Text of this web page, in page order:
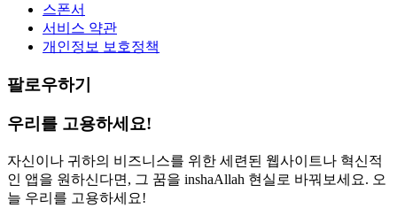
스폰서
서비스 약관
개인정보 보호정책
팔로우하기
우리를 고용하세요!
자신이나 귀하의 비즈니스를 위한 세련된 웹사이트나 혁신적
인 앱을 원하신다면, 그 꿈을 inshaAllah 현실로 바꿔보세요. 오
늘 우리를 고용하세요!